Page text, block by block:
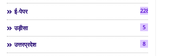
ई-पेपर 2286
उड़ीसा 5
उत्तरप्रदेश 8